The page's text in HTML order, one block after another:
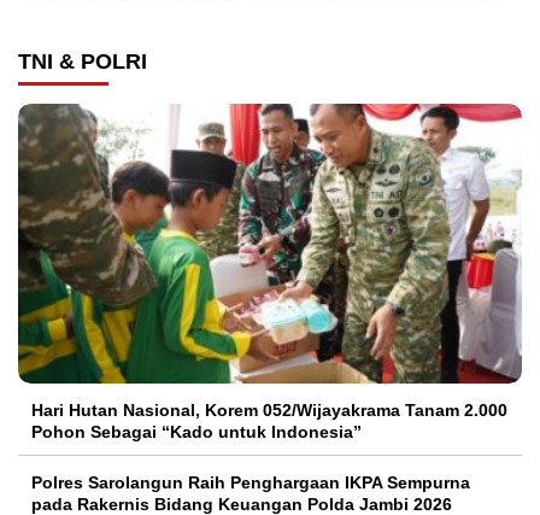
TNI & POLRI
Hari Hutan Nasional, Korem 052/Wijayakrama Tanam 2.000
Pohon Sebagai “Kado untuk Indonesia”
Polres Sarolangun Raih Penghargaan IKPA Sempurna
pada Rakernis Bidang Keuangan Polda Jambi 2026